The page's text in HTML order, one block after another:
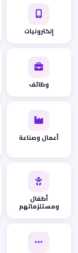
إلكترونيات
وظائف
أعمال وصناعة
أطفال
ومستلزماتهم